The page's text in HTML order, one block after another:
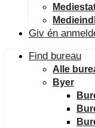
Giv én
Find bureau
Alle
Byer